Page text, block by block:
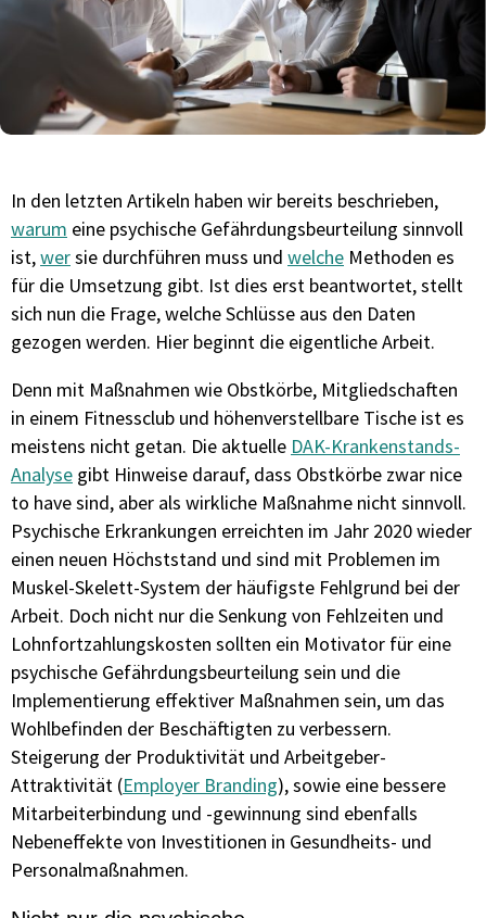
In den letzten Artikeln haben wir bereits beschrieben,
warum eine psychische Gefährdungsbeurteilung sinnvoll
ist,wersie durchführen muss und welche Methoden es
für die Umsetzung gibt. Ist dies erst beantwortet, stellt
sich nun die Frage, welche Schlüsse aus den Daten
gezogen werden. Hier beginnt die eigentliche Arbeit.
Denn mit Maßnahmen wie Obstkörbe, Mitgliedschaften
in einem Fitnessclub und höhenverstellbare Tische ist es
meistens nicht getan. Die aktuelle DAK-Krankenstands-
Analyse gibt Hinweise darauf, dass Obstkörbe zwar nice
to have sind, aber als wirkliche Maßnahme nicht sinnvoll.
Psychische Erkrankungen erreichten im Jahr 2020 wieder
einen neuen Höchststand und sind mit Problemen im
Muskel-Skelett-System der häufigste Fehlgrund bei der
Arbeit. Doch nicht nur die Senkung von Fehlzeiten und
Lohnfortzahlungskosten sollten ein Motivator für eine
psychische Gefährdungsbeurteilung sein und die
Implementierung effektiver Maßnahmen sein, um das
Wohlbefinden der Beschäftigten zu verbessern.
Steigerung der Produktivität und Arbeitgeber-
Attraktivität (Employer Branding), sowie eine bessere
Mitarbeiterbindung und -gewinnung sind ebenfalls
Nebeneffekte von Investitionen in Gesundheits- und
Personalmaßnahmen.